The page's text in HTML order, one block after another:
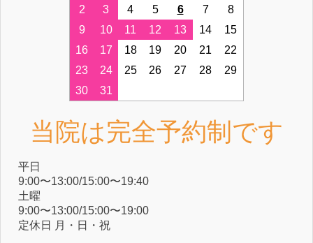
2 3 4 5 6 7
8
9
10 11 12 13 14
15
16
17 18 19 20 21
22
23
24 25 26 27 28
29
30
31
当院は完全予約制です
平⽇
9:00〜13:00/15:00〜19:40
⼟曜
9:00〜13:00/15:00〜19:00
定休⽇ ⽉・⽇・祝